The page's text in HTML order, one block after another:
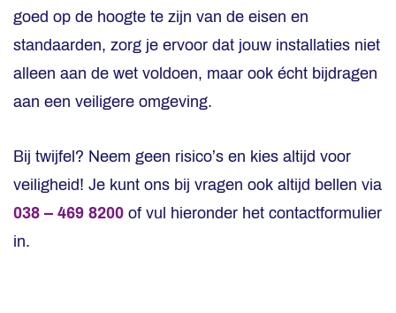
goed op de hoogte te zijn van de eisen en
standaarden, zorg je ervoor dat jouw installaties niet
alleen aan de wet voldoen, maar ook écht bijdragen
aan een veiligere omgeving.
Bij twijfel? Neem geen risico’s en kies altijd voor
veiligheid! Je kunt ons bij vragen ook altijd bellen via
038 – 469 8200 of vul hieronder het contactformulier
in.